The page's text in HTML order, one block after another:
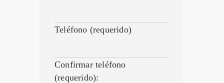
Teléfono (requerido)
Confirmar teléfono
(requerido):